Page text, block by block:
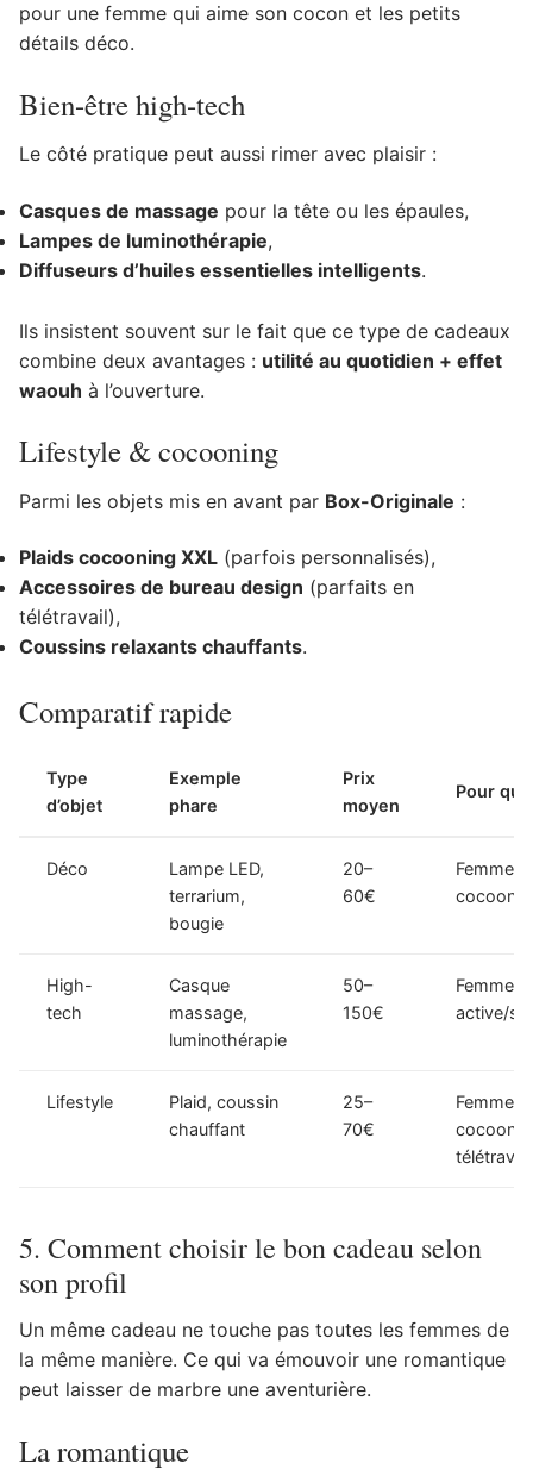
pour une femme qui aime son cocon et les petits
détails déco.
Bien-être high-tech
Le côté pratique peut aussi rimer avec plaisir :
Casques de massage pour la tête ou les épaules,
Lampes de luminothérapie,
Diffuseurs d’huiles essentielles intelligents.
Ils insistent souvent sur le fait que ce type de cadeaux
combine deux avantages : utilité au quotidien + effet
waouh à l’ouverture.
Lifestyle & cocooning ️
Parmi les objets mis en avant par Box-Originale :
Plaids cocooning XXL (parfois personnalisés),
Accessoires de bureau design (parfaits en
télétravail),
Coussins relaxants chauffants.
Comparatif rapide
Type
d’objet
Exemple
phare
Prix
moyen
Pour qui
Déco
Lampe LED,
terrarium,
bougie
20–
60€
Femme
High-
tech
Casque
massage,
luminothérapie
50–
150€
Femme
active/
Lifestyle
Plaid, coussin
chauffant
25–
70€
Femme
télétravail
5. Comment choisir le bon cadeau selon
son profil ‍
Un même cadeau ne touche pas toutes les femmes de
la même manière. Ce qui va émouvoir une romantique
peut laisser de marbre une aventurière.
La romantique